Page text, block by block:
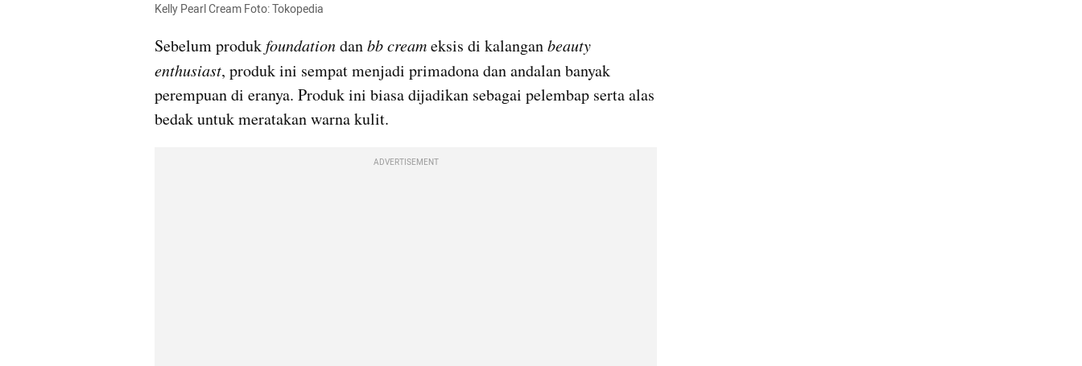
Kelly Pearl Cream Foto: Tokopedia
Sebelum produk foundation dan bb cream eksis di kalangan beauty
enthusiast, produk ini sempat menjadi primadona dan andalan banyak
perempuan di eranya. Produk ini biasa dijadikan sebagai pelembap serta alas
bedak untuk meratakan warna kulit.
ADVERTISEMENT